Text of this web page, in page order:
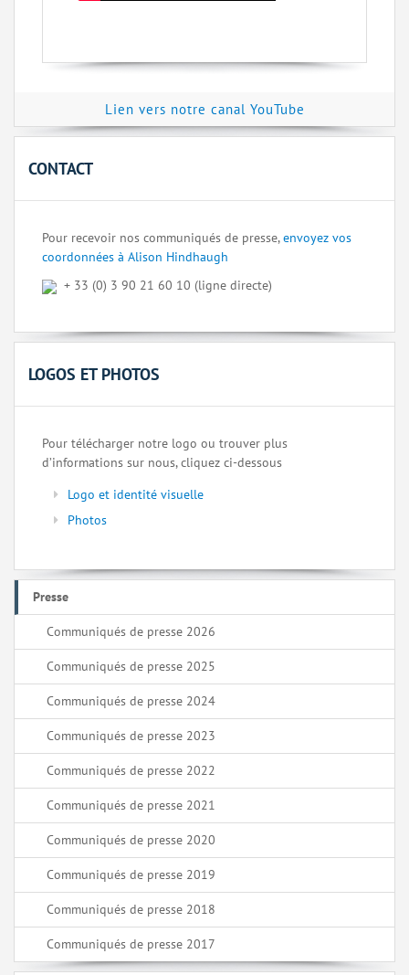
Lien vers notre canal YouTube
CONTACT
Pour recevoir nos communiqués de presse,envoyez vos
coordonnées à Alison Hindhaugh
+ 33 (0) 3 90 21 60 10 (ligne directe)
LOGOS ET PHOTOS
Pour télécharger notre logo ou trouver plus
d’informations sur nous, cliquez ci-dessous
Logo et identité visuelle
Photos
Presse
Communiqués de presse 2026
Communiqués de presse 2025
Communiqués de presse 2024
Communiqués de presse 2023
Communiqués de presse 2022
Communiqués de presse 2021
Communiqués de presse 2020
Communiqués de presse 2019
Communiqués de presse 2018
Communiqués de presse 2017